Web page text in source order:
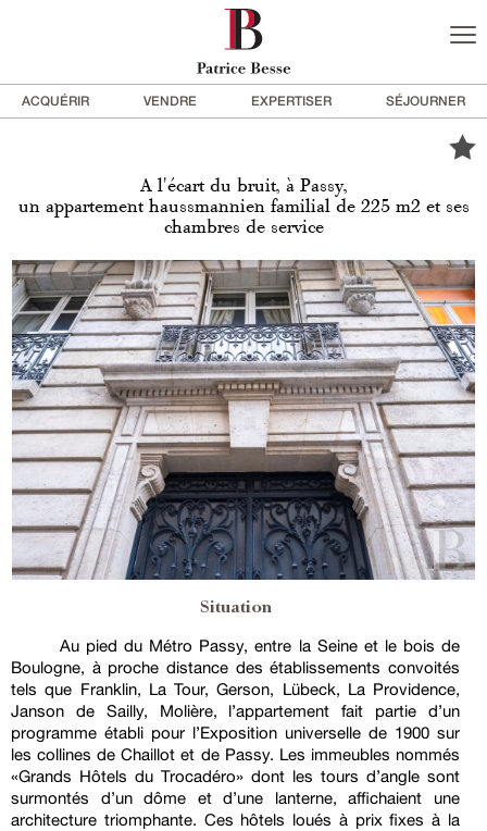
ACQUÉRIR VENDRE EXPERTISER SÉJOURNER
A l'écart du bruit, à Passy,
un appartement haussmannien familial de 225 m2 et ses
chambres de service
Situation
Au pied du Métro Passy, entre la Seine et le bois de
Boulogne, à proche distance des établissements convoités
tels que Franklin, La Tour, Gerson, Lübeck, La Providence,
Janson de Sailly, Molière, l’appartement fait partie d’un
programme établi pour l’Exposition universelle de 1900 sur
les collines de Chaillot et de Passy. Les immeubles nommés
«Grands Hôtels du Trocadéro» dont les tours d’angle sont
surmontés d’un dôme et d’une lanterne, affichaient une
architecture triomphante. Ces hôtels loués à prix fixes à la